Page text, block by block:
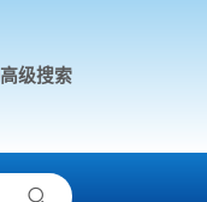
高级搜索